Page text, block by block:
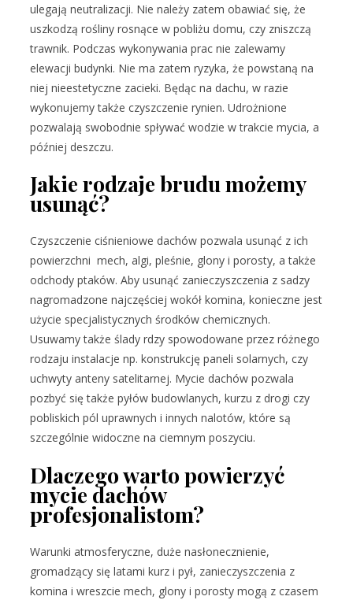
ulegają neutralizacji. Nie należy zatem obawiać się, że
uszkodzą rośliny rosnące w pobliżu domu, czy zniszczą
trawnik. Podczas wykonywania prac nie zalewamy
elewacji budynki. Nie ma zatem ryzyka, że powstaną na
niej nieestetyczne zacieki. Będąc na dachu, w razie
wykonujemy także czyszczenie rynien. Udrożnione
pozwalają swobodnie spływać wodzie w trakcie mycia, a
później deszczu.
Jakie rodzaje brudu możemy
usunąć?
Czyszczenie ciśnieniowe dachów pozwala usunąć z ich
powierzchni mech, algi, pleśnie, glony i porosty, a także
odchody ptaków. Aby usunąć zanieczyszczenia z sadzy
nagromadzone najczęściej wokół komina, konieczne jest
użycie specjalistycznych środków chemicznych.
Usuwamy także ślady rdzy spowodowane przez różnego
rodzaju instalacje np. konstrukcję paneli solarnych, czy
uchwyty anteny satelitarnej. Mycie dachów pozwala
pozbyć się także pyłów budowlanych, kurzu z drogi czy
pobliskich pól uprawnych i innych nalotów, które są
szczególnie widoczne na ciemnym poszyciu.
Dlaczego warto powierzyć
mycie dachów
profesjonalistom?
Warunki atmosferyczne, duże nasłonecznienie,
gromadzący się latami kurz i pył, zanieczyszczenia z
komina i wreszcie mech, glony i porosty mogą z czasem